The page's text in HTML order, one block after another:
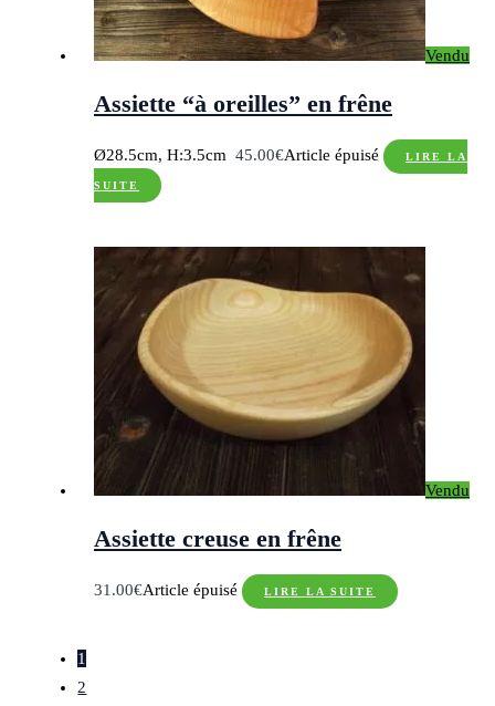
Vendu
Assiette “à oreilles” en frêne
Ø28.5cm, H:3.5cm45.00€Article épuisé LIRE LA
SUITE
Vendu
Assiette creuse en frêne
31.00€Article épuisé LIRE LA SUITE
1
2